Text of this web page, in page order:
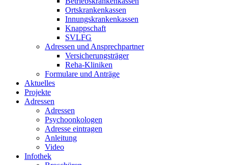
Ortskrankenkassen
Innungskrankenkassen
Knappschaft
SVLFG
Adressen und Ansprechpartner
Versicherungsträger
Reha-Kliniken
Formulare und Anträge
Aktuelles
Projekte
Adressen
Adressen
Psychoonkologen
Adresse eintragen
Anleitung
Video
Infothek